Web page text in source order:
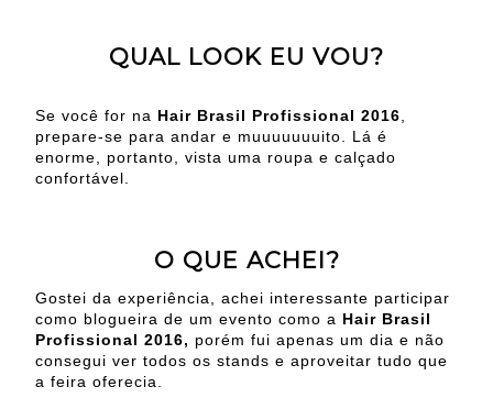
QUAL LOOK EU VOU?
Se você for na Hair Brasil Profissional 2016
prepare-se para andar e muuuuuuuito. Lá é
enorme, portanto, vista uma roupa e calçado
confortável.
O QUE ACHEI?
Gostei da experiência, achei interessante participar
como blogueira de um evento como a Hair Brasil
Profissional 2016, porém fui apenas um dia e não
consegui ver todos os stands e aproveitar tudo que
a feira oferecia.